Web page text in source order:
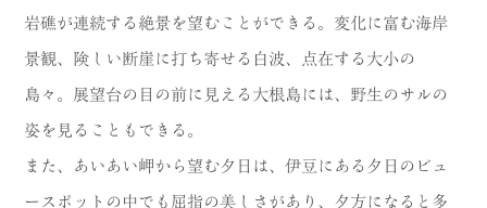
人 洞窟・島
体験 宿
ABOUT
MODEL COURSE
岩礁が連続する絶景を望むことができる。変化に富む海岸
景観、険しい断崖に打ち寄せる白波、点在する大小の
島々。展望台の目の前に見える大根島には、野生のサルの
姿を見ることもできる。
また、あいあい岬から望む夕日は、伊豆にある夕日のビュ
ースポットの中でも屈指の美しさがあり、夕方になると多